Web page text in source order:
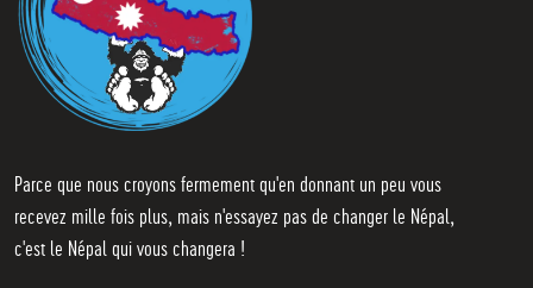
Parce que nous croyons fermement qu'en donnant un peu vous
recevez mille fois plus, mais n'essayez pas de changer le Népal,
c'est le Népal qui vous changera !